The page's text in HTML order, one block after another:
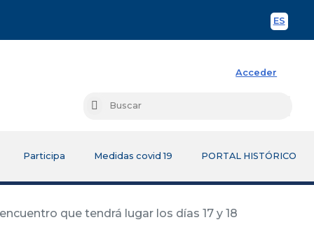
ES
Acceder
Buscar
Participa Medidas covid 19 PORTAL HISTÓRICO
que tendrá lugar los días 17 y 18